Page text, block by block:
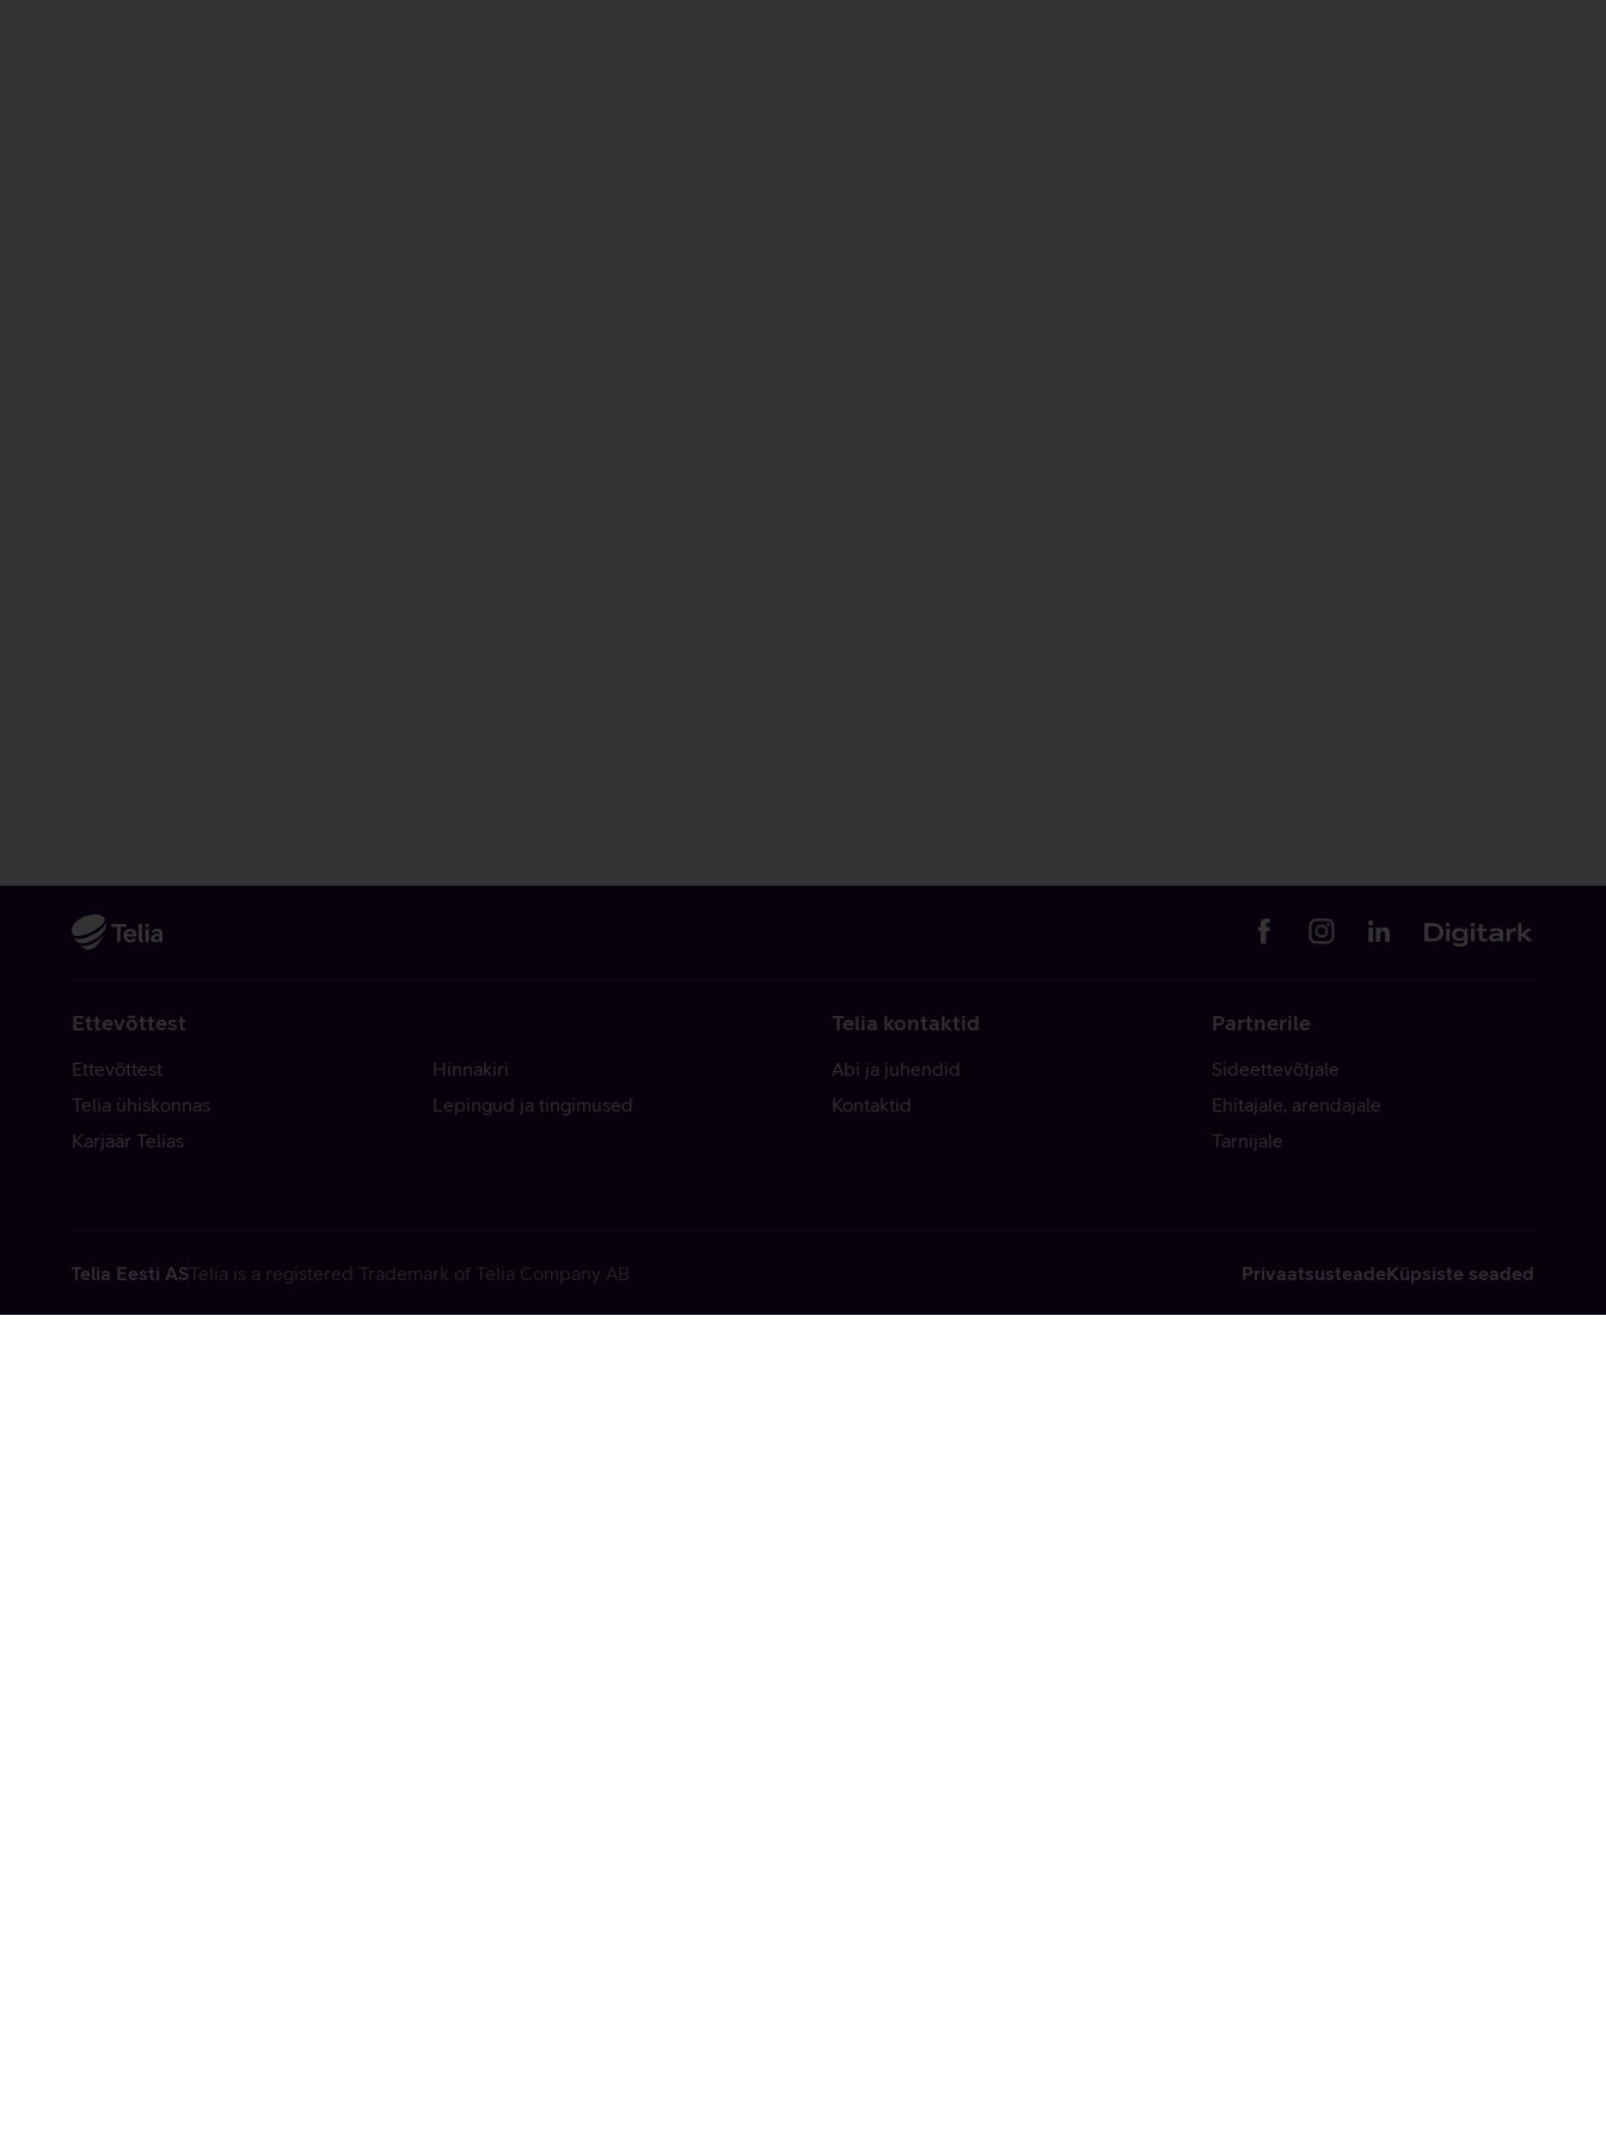
Ettevõttest
Ettevõttest
Telia ühiskonnas
Karjäär Telias
Hinnakiri
Lepingud ja tingimused
Telia kontaktid
Abi ja juhendid
Kontaktid
Partnerile
Sideettevõtjale
Ehitajale, arendajale
Tarnijale
Telia Eesti ASTelia is a registered Trademark of Telia Company AB PrivaatsusteadeKüpsiste seaded